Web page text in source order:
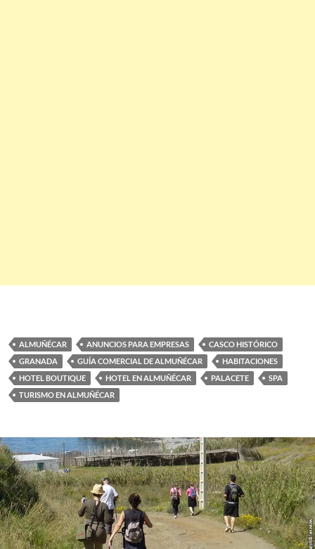
ALMUÑÉCAR ANUNCIOS PARA EMPRESAS
CASCO HISTÓRICO
GRANADA
GUÍA COMERCIAL DE ALMUÑÉCAR
HABITACIONES
HOTEL BOUTIQUE
HOTEL EN ALMUÑÉCAR PALACETE
SPA
TURISMO EN ALMUÑÉCAR